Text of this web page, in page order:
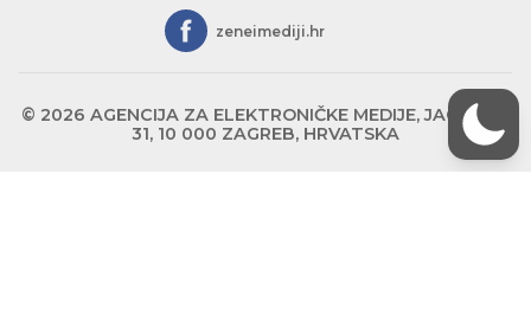
zeneimediji.hr
© 2026 AGENCIJA ZA ELEKTRONIČKE MEDIJE, JAGIĆEVA
31, 10 000 ZAGREB, HRVATSKA